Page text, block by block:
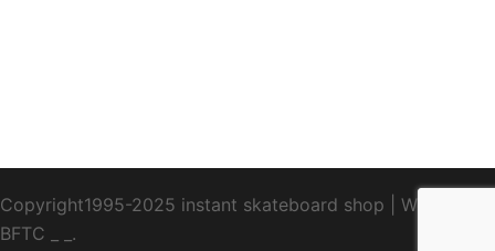
Copyright1995-2025 instant skateboard shop
WebDesign
BFTC _ _.